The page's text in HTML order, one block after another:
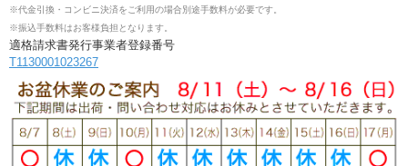
※代金引換・コンビニ決済をご利用の場合別途手数料が必要です。
※振込手数料はお客様負担となります。
適格請求書発行事業者登録番号
T1130001023267